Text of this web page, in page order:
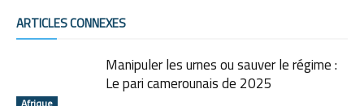
ARTICLES CONNEXES
Manipuler les urnes ou sauver le régime :
Le pari camerounais de 2025